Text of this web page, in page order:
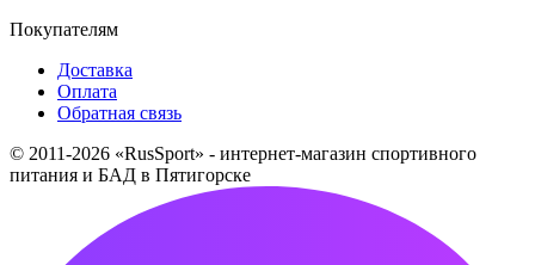
Покупателям
Доставка
Оплата
Обратная связь
© 2011-2026 «RusSport» - интернет-магазин спортивного
питания и БАД в Пятигорске